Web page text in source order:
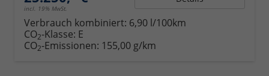
incl. 19% MwSt.
Verbrauch kombiniert: 6,90 l/100km
CO2-Klasse: E
CO2-Emissionen: 155,00 g/km